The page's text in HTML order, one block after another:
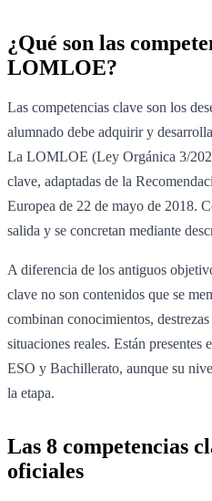
¿Qué son las
LOMLOE?
Las competencias clave son los
alumnado debe adquirir y
La LOMLOE (Ley Orgánica 3/
clave, adaptadas de la
Europea de 22 de mayo de 2018.
salida y se concretan mediante
A diferencia de los antiguos
clave no son contenidos que se
combinan conocimientos,
situaciones reales. Están
ESO y Bachillerato, aunque su
la etapa.
Las 8 competencias
oficiales